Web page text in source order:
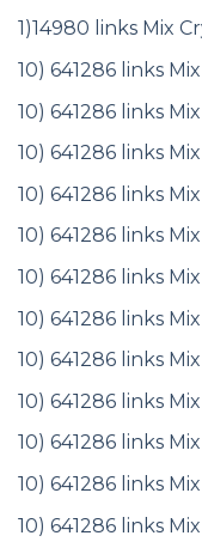
1)14980 links Mix
10) 641286 links
10) 641286 links
10) 641286 links
10) 641286 links
10) 641286 links
10) 641286 links
10) 641286 links
10) 641286 links
10) 641286 links
10) 641286 links
10) 641286 links
10) 641286 links